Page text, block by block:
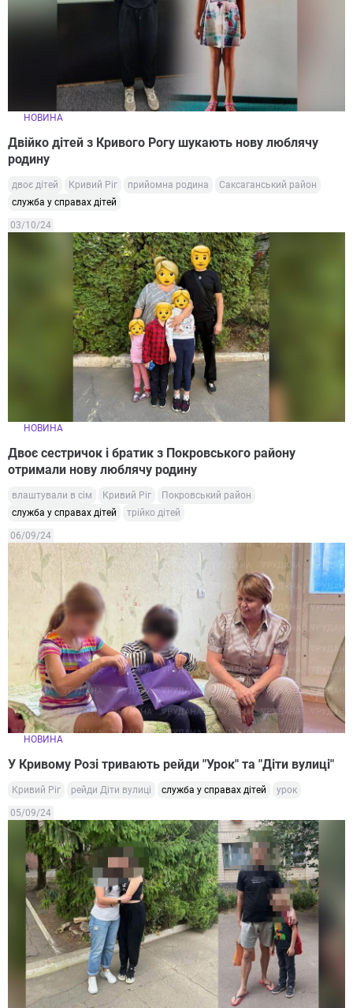
НОВИНА
Двійко дітей з Кривого Рогу шукають нову люблячу
родину
двоє дітей Кривий Ріг прийомна родина
Саксаганський район
служба у справах дітей
03/10/24
НОВИНА
Двоє сестричок і братик з Покровського району
отримали нову люблячу родину
влаштували в сім Кривий Ріг
Покровський район
служба у справах дітей
трійко дітей
06/09/24
НОВИНА
У Кривому Розі тривають рейди "Урок" та "Діти вулиці"
Кривий Ріг рейди Діти вулиці служба у справах дітей урок
05/09/24